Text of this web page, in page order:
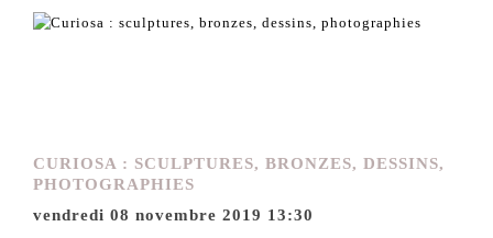
CURIOSA : SCULPTURES, BRONZES, DESSINS,
PHOTOGRAPHIES
vendredi 08 novembre 2019 13:30